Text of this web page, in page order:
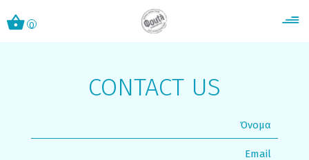
0
CONTACT US